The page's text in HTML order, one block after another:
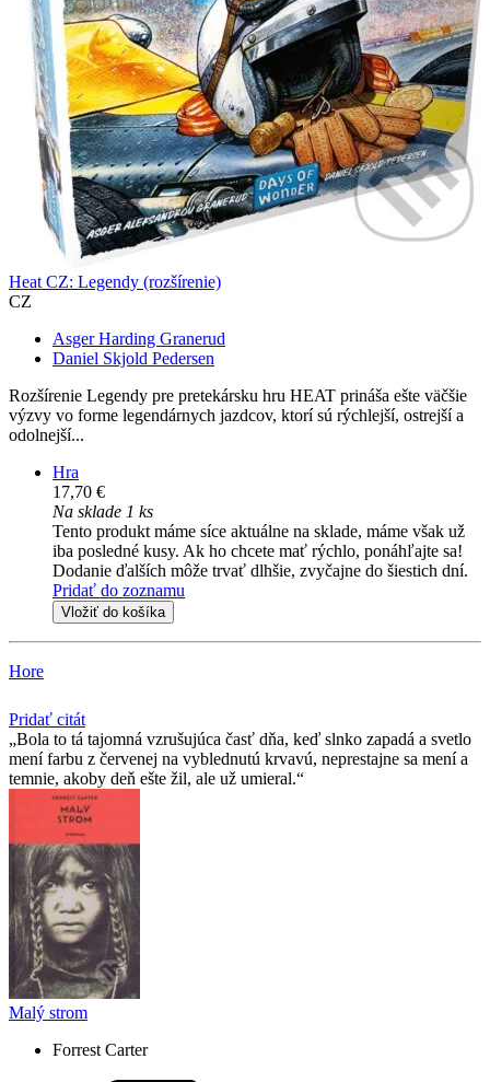
Heat CZ: Legendy (rozšírenie)
CZ
Asger Harding Granerud
Daniel Skjold Pedersen
Rozšírenie Legendy pre pretekársku hru HEAT prináša ešte väčšie
výzvy vo forme legendárnych jazdcov, ktorí sú rýchlejší, ostrejší a
odolnejší...
Hra
17,70 €
Na sklade 1 ks
Tento produkt máme síce aktuálne na sklade, máme však už
iba posledné kusy. Ak ho chcete mať rýchlo, ponáhľajte sa!
Dodanie ďalších môže trvať dlhšie, zvyčajne do šiestich dní.
Pridať do zoznamu
Vložiť do košíka
Hore
Pridať citát
Bola to tá tajomná vzrušujúca časť dňa, keď slnko zapadá a svetlo
mení farbu z červenej na vyblednutú krvavú, neprestajne sa mení a
temnie, akoby deň ešte žil, ale už umieral.
Malý strom
Forrest Carter